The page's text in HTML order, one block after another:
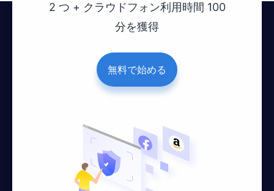
2 つ + クラウドフォン利用時間 100
分を獲得
無料で始める